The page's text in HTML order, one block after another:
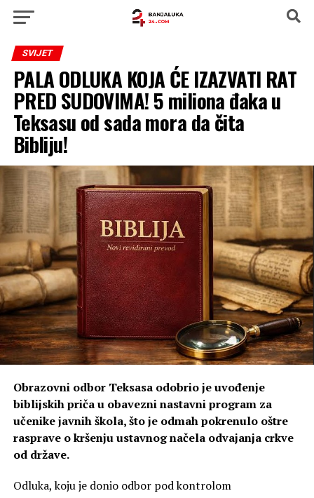
SVIJET
PALA ODLUKA KOJA ĆE IZAZVATI RAT
PRED SUDOVIMA! 5 miliona đaka u
Teksasu od sada mora da čita
Bibliju!
Obrazovni odbor Teksasa odobrio je uvođenje
biblijskih priča u obavezni nastavni program za
učenike javnih škola, što je odmah pokrenulo oštre
rasprave o kršenju ustavnog načela odvajanja crkve
od države.
Odluka, koju je donio odbor pod kontrolom